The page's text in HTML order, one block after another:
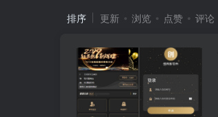
排序 更新 浏览 点赞 评论